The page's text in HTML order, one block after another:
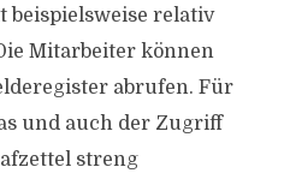
beispielsweise relativ
Mitarbeiter können
abrufen. Für
und auch der Zugriff
streng